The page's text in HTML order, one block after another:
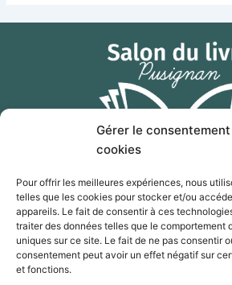
Gérer le
cookies
Pour offrir les meilleures expériences, nous
telles que les cookies pour stocker et/ou
appareils. Le fait de consentir à ces
traiter des données telles que le comportement
uniques sur ce site. Le fait de ne pas consentir
consentement peut avoir un effet négatif sur
et fonctions.
F
a
c
e
I
n
s
t